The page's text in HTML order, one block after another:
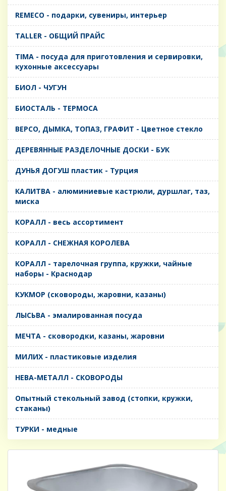
REMECO - подарки, сувениры, интерьер
TALLER - ОБЩИЙ ПРАЙС
TIMA - посуда для приготовления и сервировки,
кухонные аксессуары
БИОЛ - ЧУГУН
БИОСТАЛЬ - ТЕРМОСА
ВЕРСО, ДЫМКА, ТОПАЗ, ГРАФИТ - Цветное стекло
ДЕРЕВЯННЫЕ РАЗДЕЛОЧНЫЕ ДОСКИ - БУК
ДУНЬЯ ДОГУШ пластик - Турция
КАЛИТВА - алюминиевые кастрюли, дуршлаг, таз,
миска
КОРАЛЛ - весь ассортимент
КОРАЛЛ - СНЕЖНАЯ КОРОЛЕВА
КОРАЛЛ - тарелочная группа, кружки, чайные
наборы - Краснодар
КУКМОР (сковороды, жаровни, казаны)
ЛЫСЬВА - эмалированная посуда
МЕЧТА - сковородки, казаны, жаровни
МИЛИХ - пластиковые изделия
НЕВА-МЕТАЛЛ - СКОВОРОДЫ
Опытный стекольный завод (стопки, кружки,
стаканы)
ТУРКИ - медные